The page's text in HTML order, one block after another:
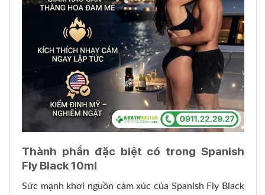
Thành phần đặc biệt có trong Spanish
Fly Black 10ml
Sức mạnh khơi nguồn cảm xúc của Spanish Fly Black